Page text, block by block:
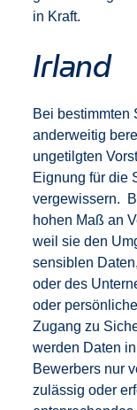
in Kraft.
Irland
Bei bestimmten
anderweitig
ungetilgten
Eignung für die
vergewissern.
hohen Maß an
weil sie den
sensiblen
oder des
oder
Zugang zu
werden Daten
Bewerbers nur
zulässig oder